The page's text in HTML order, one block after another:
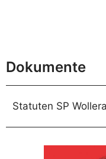
Dokumente
Statuten SP